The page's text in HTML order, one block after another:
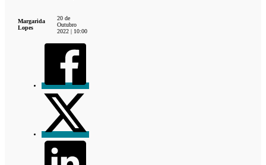
Margarida
Lopes
20 de
Outubro
2022 | 10:00